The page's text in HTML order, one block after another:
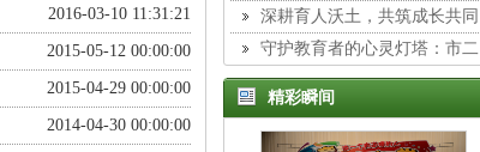
2016-03-10 11:31:21
2015-05-12 00:00:00
2015-04-29 00:00:00
2014-04-30 00:00:00
与学转型主题培训
深耕育人沃土，共筑成长共同
体：市二初中班主任工作室展示活
动纪实
守护教育者的心灵灯塔：市二
初中举行德育专题讲座
精彩瞬间